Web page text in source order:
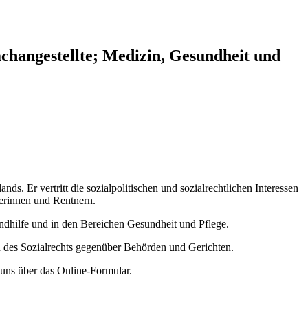
Medizin, Gesundheit und
Er vertritt die sozialpolitischen und sozialrechtlichen Interessen
und Rentnern.
und in den Bereichen Gesundheit und Pflege.
Sozialrechts gegenüber Behörden und Gerichten.
über das Online-Formular.